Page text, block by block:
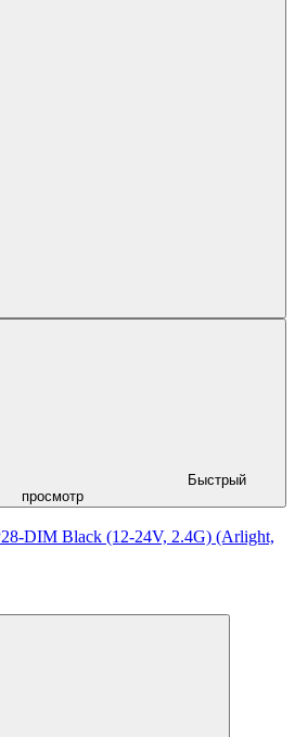
Быстрый
просмотр
DIM Black (12-24V, 2.4G) (Arlight,